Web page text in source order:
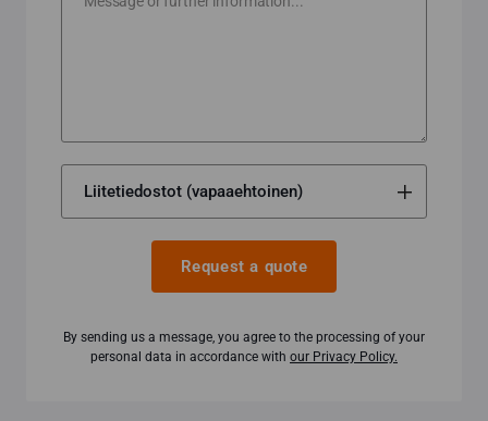
Request a quote
By sending us a message, you agree to the processing of your
personal data in accordance with our Privacy Policy.